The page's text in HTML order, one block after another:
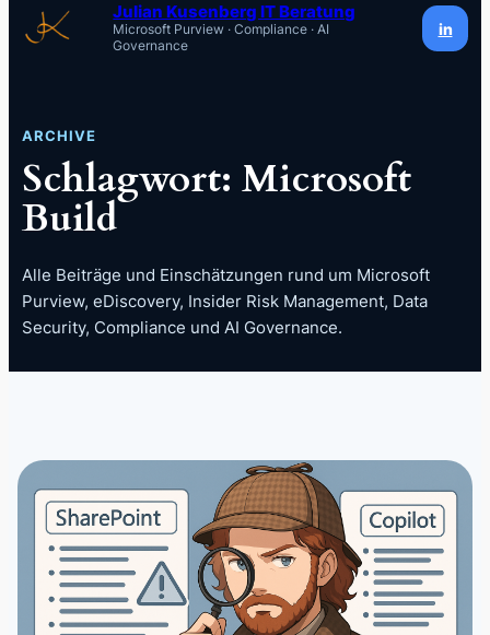
springen
Julian Kusenberg IT Beratung
Microsoft Purview · Compliance · AI
Governance
in
ARCHIVE
Schlagwort: Microsoft
Build
Alle Beiträge und Einschätzungen rund um Microsoft
Purview, eDiscovery, Insider Risk Management, Data
Security, Compliance und AI Governance.